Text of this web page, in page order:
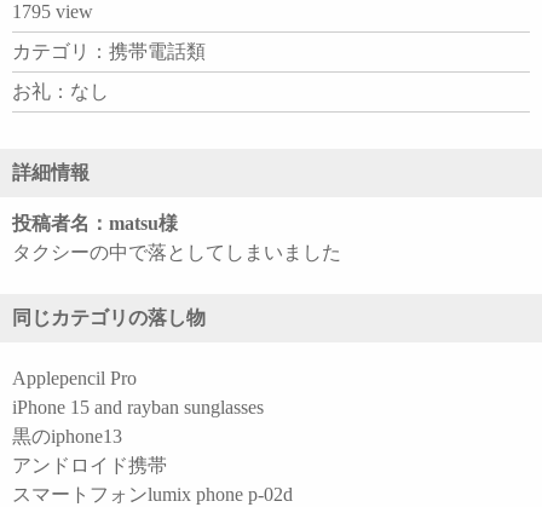
1795 view
カテゴリ：携帯電話類
お礼：なし
詳細情報
投稿者名：matsu様
タクシーの中で落としてしまいました
同じカテゴリの落し物
Applepencil Pro
iPhone 15 and rayban sunglasses
黒のiphone13
アンドロイド携帯
スマートフォンlumix phone p-02d